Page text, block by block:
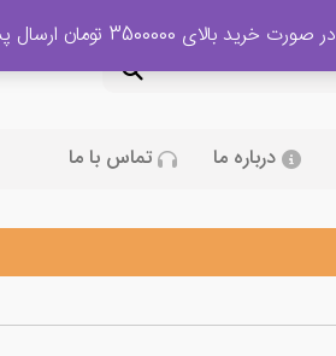
درباره ما تماس با ما
در صورت خرید بالای 3500000 تومان ارسال پستی رایگان میباشد.